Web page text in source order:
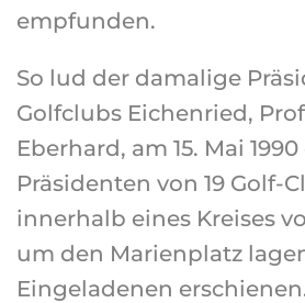
empfunden.
So lud der damalige
Golfclubs Eichenried,
Eberhard, am 15. Mai
Präsidenten von 19 Golf-
innerhalb eines Kreises
um den Marienplatz
Eingeladenen